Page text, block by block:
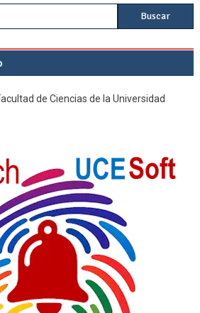
Buscar:
de Ciencias de la Universidad